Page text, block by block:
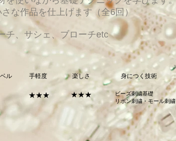
な作品を仕上げます（全6回）
チ、サシェ、ブローチetc
ル 手軽度 楽しさ 身につく技術
★★★
ビーズ刺繍基礎
​リボン刺繍・モール刺繍
★★★